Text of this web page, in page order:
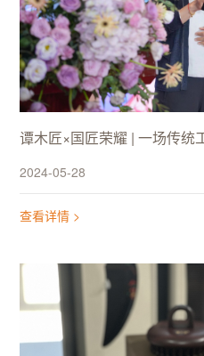
谭木匠×国匠荣耀 | 一场传统
2024-05-28
查看详情 >